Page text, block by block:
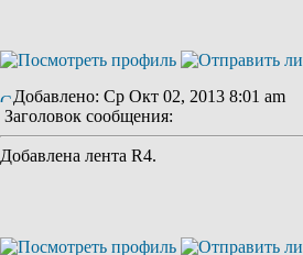
Добавлено: Ср Окт 02, 2013 8:01 am
Заголовок сообщения:
Добавлена лента R4.